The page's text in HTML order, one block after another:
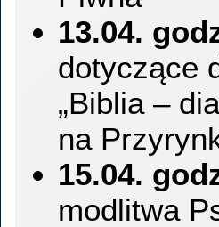
13.04.
dotyczące
„Biblia –
na
15.04.
modlitwa